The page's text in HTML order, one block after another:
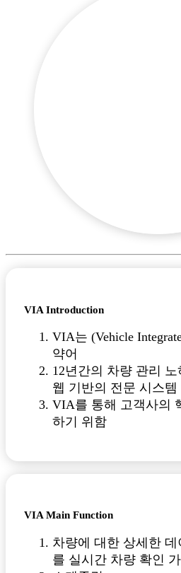
VIA Introduction
VIA는 (Vehicle
약어
12년간의 차량 관리
웹 기반의 전문 시스템
VIA를 통해 고객사의
하기 위함
VIA Main Function
차량에 대한 상세한
를 실시간 차량 확인